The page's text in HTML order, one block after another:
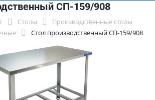
СП-159/908
Столы
Производственные столы
Стол производственный СП-159/908